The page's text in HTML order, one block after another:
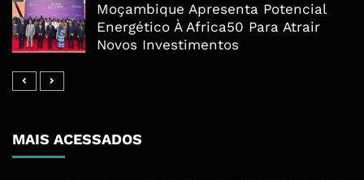
Moçambique Apresenta Potencial
Energético À Africa50 Para Atrair
Novos Investimentos
MAIS ACESSADOS